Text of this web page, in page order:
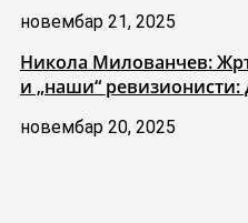
новембар 21, 2025
Никола Милованчев:
и „наши“ ревизионисти:
новембар 20, 2025